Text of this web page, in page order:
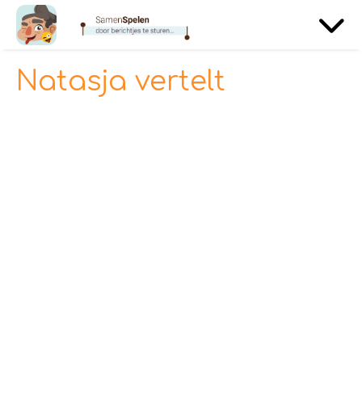
Natasja vertelt